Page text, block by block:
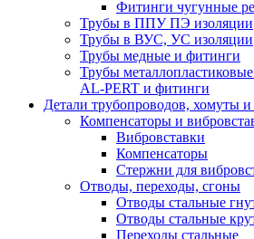
Фитинги чугунные
Трубы в ППУ ПЭ изоляции
Трубы в ВУС, УС изоляции
Трубы медные и фитинги
Трубы
AL-PERT и фитинги
Детали трубопроводов, хомуты
Компенсаторы и
Вибровставки
Компенсаторы
Стержни для
Отводы, переходы, сгоны
Отводы стальные
Отводы стальные
Переходы стальные